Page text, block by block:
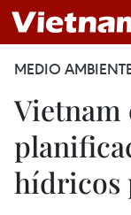
MEDIO
Vietnam
hídricos